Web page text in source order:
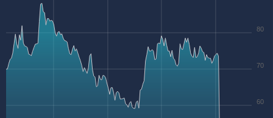
60
70
80